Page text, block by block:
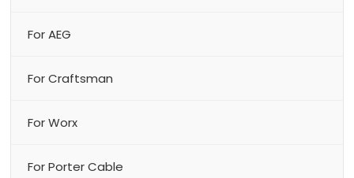
For AEG
For Craftsman
For Worx
For Porter Cable